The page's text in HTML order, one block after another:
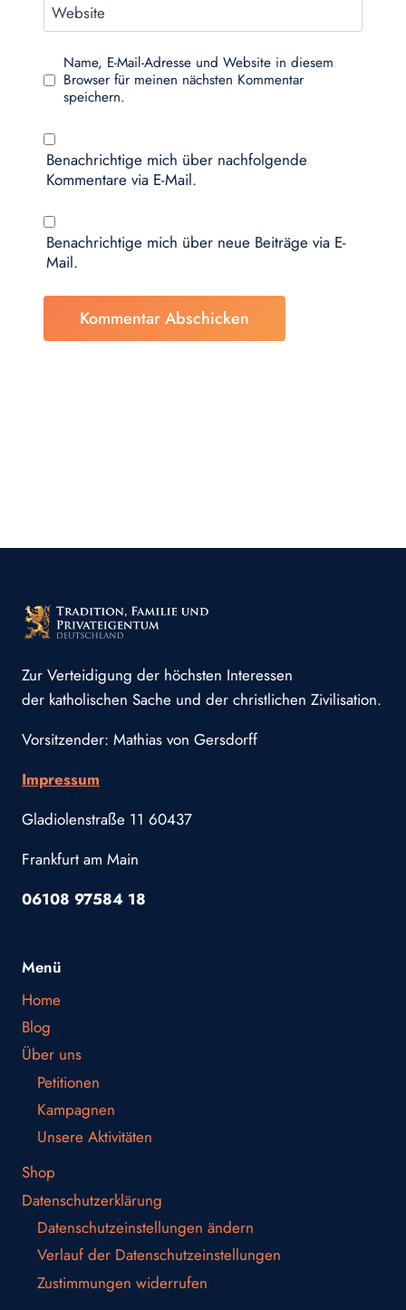
Website
Name, E-Mail-Adresse und Website in diesem
Browser für meinen nächsten Kommentar
speichern.
Benachrichtige mich über nachfolgende
Kommentare via E-Mail.
Benachrichtige mich über neue Beiträge via E-
Mail.
Zur Verteidigung der höchsten Interessen
der katholischen Sache und der christlichen Zivilisation.
Vorsitzender: Mathias von Gersdorff
Impressum
Gladiolenstraße 11 60437
Frankfurt am Main
06108 97584 18
Menü
Home
Blog
Über uns
Petitionen
Kampagnen
Unsere Aktivitäten
Shop
Datenschutzerklärung
Datenschutzeinstellungen ändern
Verlauf der Datenschutzeinstellungen
Zustimmungen widerrufen